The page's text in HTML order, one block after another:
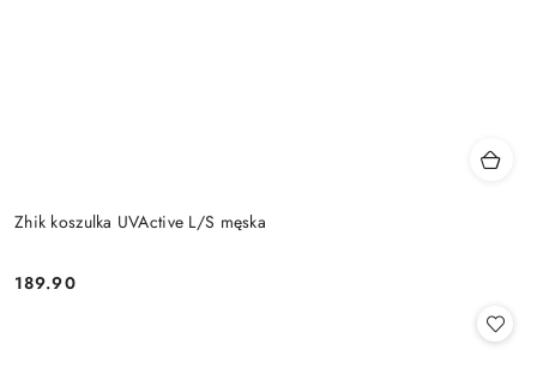
Zhik koszulka UVActive L/S męska
Cena:
189.90